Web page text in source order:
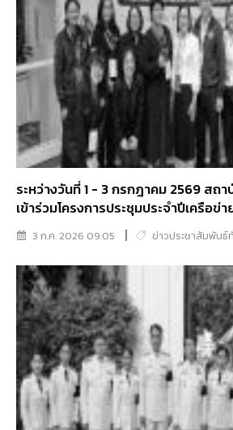
ระหว่างวันที่ 1 - 3 กรกฎาคม 2569 สถ
เข้าร่วมโครงการประชุมประจำปีเครือข่
บริการด้านนิติเวชศาสตร์ในภูมิภาคเอเ
3 ก.ค. 2026 09:05 ข่าวประชาสัมพันธ์